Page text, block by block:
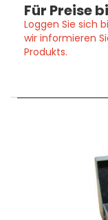
Für Preise
Loggen Sie sich
wir informieren
Produkts.